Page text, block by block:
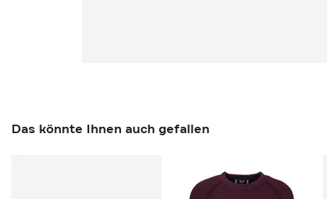
Das könnte Ihnen auch gefallen